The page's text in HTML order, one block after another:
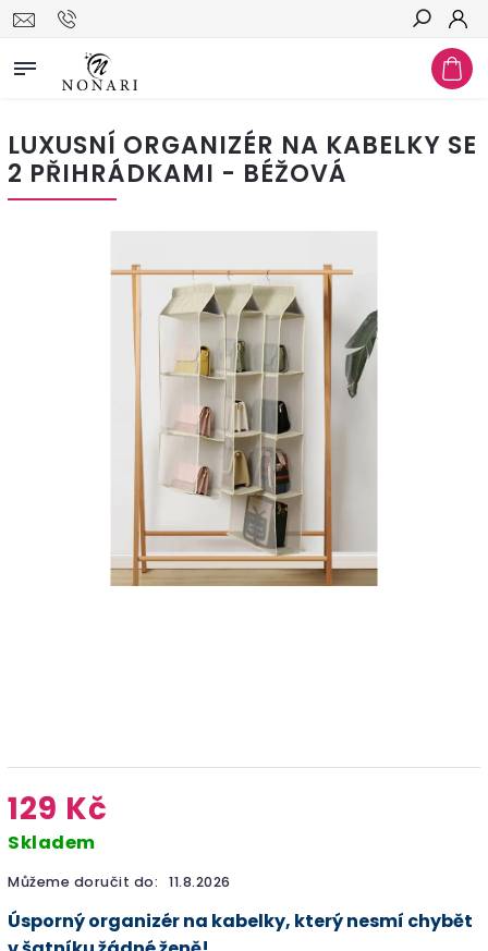
Hledat
LUXUSNÍ ORGANIZÉR NA KABELKY SE
2 PŘIHRÁDKAMI - BÉŽOVÁ
129 Kč
Skladem
Můžeme doručit do: 11.8.2026
Úsporný organizér na kabelky, který nesmí chybět